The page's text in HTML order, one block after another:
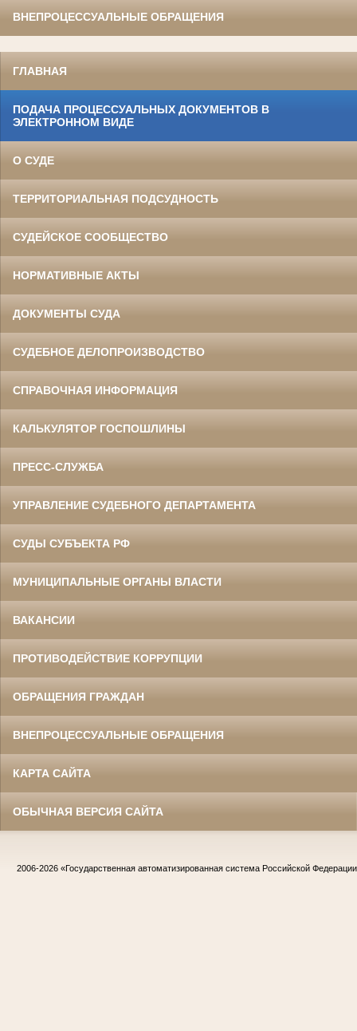
ВНЕПРОЦЕССУАЛЬНЫЕ ОБРАЩЕНИЯ
ГЛАВНАЯ
ПОДАЧА ПРОЦЕССУАЛЬНЫХ ДОКУМЕНТОВ В
ЭЛЕКТРОННОМ ВИДЕ
О СУДЕ
ТЕРРИТОРИАЛЬНАЯ ПОДСУДНОСТЬ
СУДЕЙСКОЕ СООБЩЕСТВО
НОРМАТИВНЫЕ АКТЫ
ДОКУМЕНТЫ СУДА
СУДЕБНОЕ ДЕЛОПРОИЗВОДСТВО
СПРАВОЧНАЯ ИНФОРМАЦИЯ
КАЛЬКУЛЯТОР ГОСПОШЛИНЫ
ПРЕСС-СЛУЖБА
УПРАВЛЕНИЕ СУДЕБНОГО ДЕПАРТАМЕНТА
СУДЫ СУБЪЕКТА РФ
МУНИЦИПАЛЬНЫЕ ОРГАНЫ ВЛАСТИ
ВАКАНСИИ
ПРОТИВОДЕЙСТВИЕ КОРРУПЦИИ
ОБРАЩЕНИЯ ГРАЖДАН
ВНЕПРОЦЕССУАЛЬНЫЕ ОБРАЩЕНИЯ
КАРТА САЙТА
ОБЫЧНАЯ ВЕРСИЯ САЙТА
2006-2026 «Государственная автоматизированная система Российской